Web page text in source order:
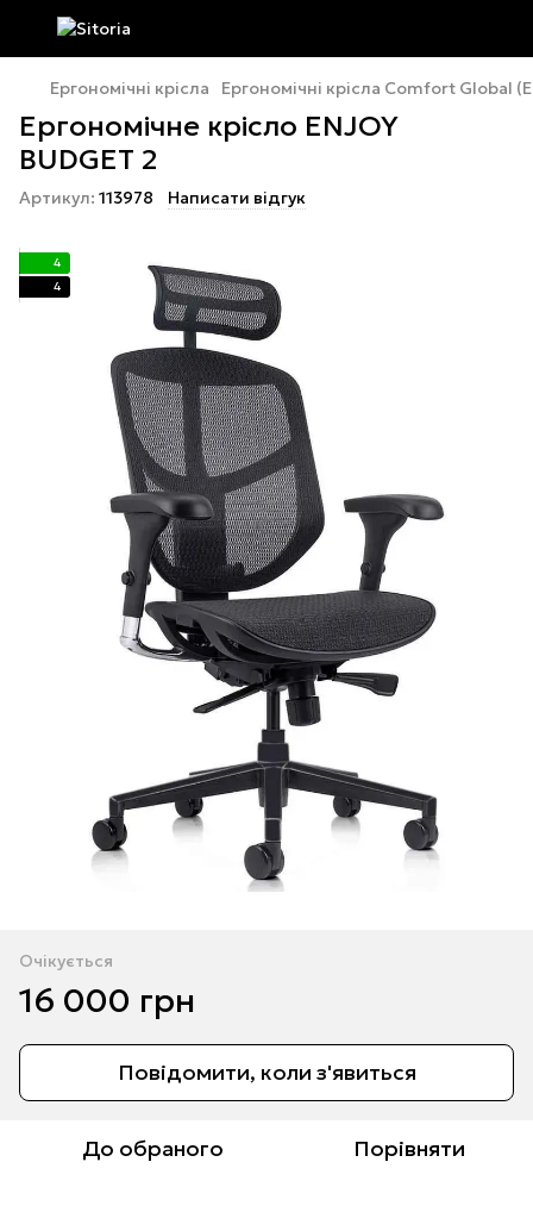
Ергономічні крісла Ергономічні крісла Comfort Global
Ергономічне крісло ENJOY
BUDGET 2
Артикул: 113978 Написати відгук
4
4
Очікується
16 000 грн
Повідомити, коли з'явиться
До обраного Порівняти